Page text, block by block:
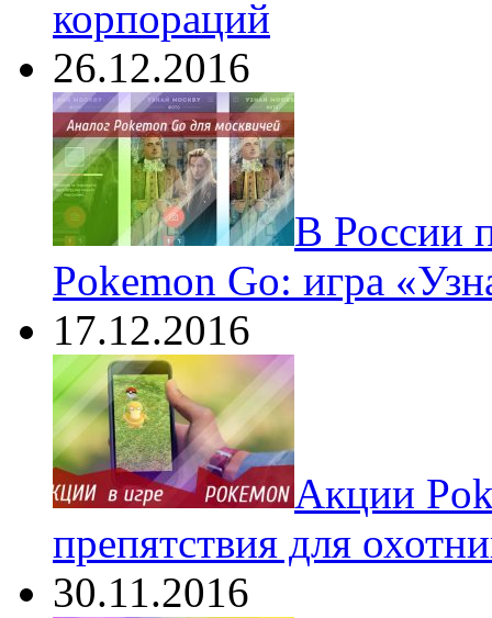
корпораций
26.12.2016
В России
Pokemon Go: игра
17.12.2016
Акции
препятствия для
30.11.2016